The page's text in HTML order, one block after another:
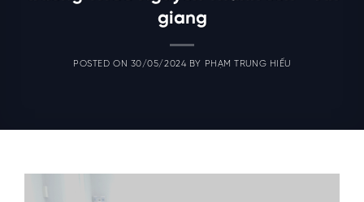
giang
POSTED ON 30/05/2024 BY PHẠM TRUNG HIẾU